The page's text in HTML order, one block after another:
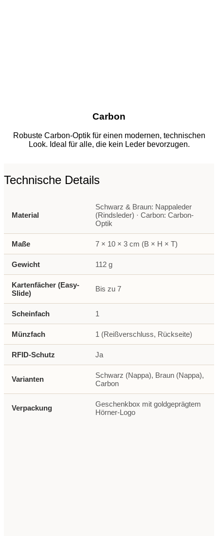
Carbon
Robuste Carbon-Optik für einen modernen, technischen
Look. Ideal für alle, die kein Leder bevorzugen.
Technische Details
Material
Schwarz & Braun: Nappaleder
(Rindsleder) · Carbon: Carbon-
Optik
Maße 7 × 10 × 3 cm (B × H × T)
Gewicht 112 g
Kartenfächer (Easy-
Slide)
Bis zu 7
Scheinfach 1
Münzfach 1 (Reißverschluss, Rückseite)
RFID-Schutz Ja
Varianten
Schwarz (Nappa), Braun (Nappa),
Carbon
Verpackung
Geschenkbox mit goldgeprägtem
Hörner-Logo